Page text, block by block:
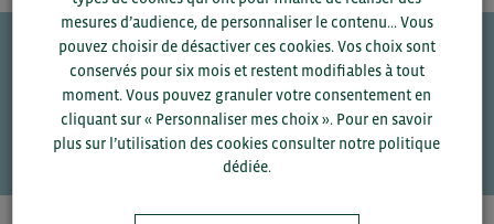
Une question ?
VOS CONTACTS
mesures d’audience, de personnaliser le contenu... Vous
pouvez choisir de désactiver ces cookies. Vos choix sont
conservés pour six mois et restent modifiables à tout
moment. Vous pouvez granuler votre consentement en
cliquant sur « Personnaliser mes choix ». Pour en savoir
plus sur l’utilisation des cookies consulter notre politique
dédiée.